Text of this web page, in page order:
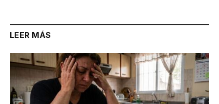
LEER MÁS